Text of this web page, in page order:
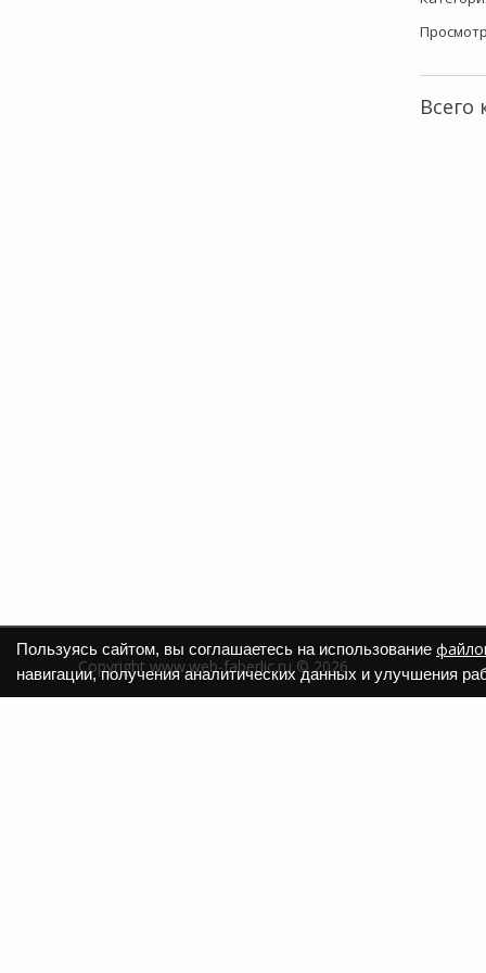
Всего
Copyright www.web-faberlic.ru © 2026
Пользуясь сайтом, вы соглашаетесь на использование
навигации, получения аналитических данных и улучшения